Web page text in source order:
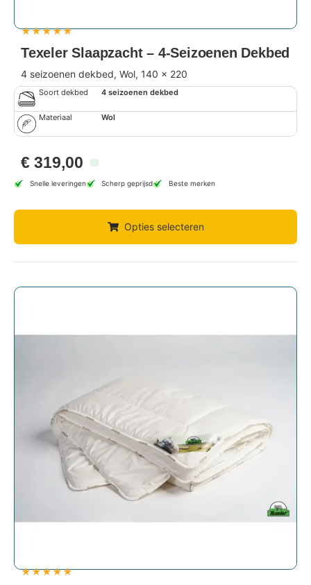
★★★★★
Texeler Slaapzacht – 4-Seizoenen Dekbed
4 seizoenen dekbed, Wol, 140 x 220
Soort dekbed 4 seizoenen dekbed
Materiaal Wol
€ 319,00
Snelle leveringen Scherp geprijsd Beste merken
Opties selecteren
★★★★★